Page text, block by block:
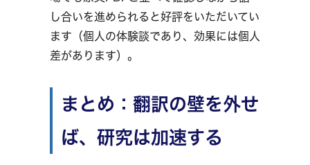
し合いを進められると好評をいただいてい
ます（個人の体験談であり、効果には個人
差があります）。
まとめ：翻訳の壁を外せ
ば、研究は加速する